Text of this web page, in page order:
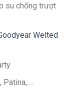
su chống trượt
Welted